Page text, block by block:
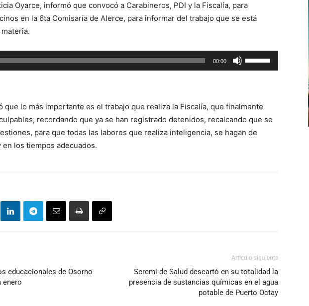
flecha
arriba/abajo
aumentar
o
Oyarce, informó que convocó a Carabineros, PDI y la Fiscalía, para
en la 6ta Comisaría de Alerce, para informar del trabajo que se está
00:00
las
flecha
arriba/abajo
para
que lo más importante es el trabajo que realiza la Fiscalía, que finalmente
recordando que ya se han registrado detenidos, recalcando que se
para que todas las labores que realiza inteligencia, se hagan de
en los tiempos adecuados.
educacionales de Osorno
enero
Artículo siguiente
Seremi de Salud descartó en su totalidad la
presencia de sustancias químicas en el agua
potable de Puerto Octay